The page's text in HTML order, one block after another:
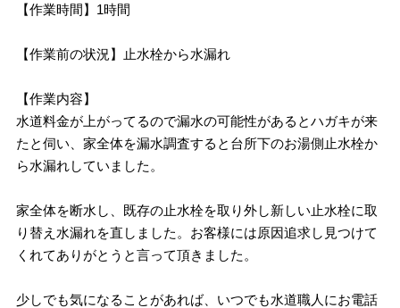
【作業時間】1時間
【作業前の状況】止水栓から水漏れ
【作業内容】
水道料金が上がってるので漏水の可能性があるとハガキが来
たと伺い、家全体を漏水調査すると台所下のお湯側止水栓か
ら水漏れしていました。
家全体を断水し、既存の止水栓を取り外し新しい止水栓に取
り替え水漏れを直しました。お客様には原因追求し見つけて
くれてありがとうと言って頂きました。
少しでも気になることがあれば、いつでも水道職人にお電話